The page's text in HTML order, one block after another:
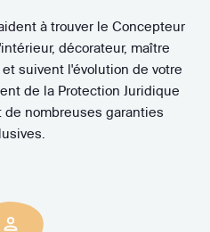
à trouver le Concepteur
décorateur, maître
suivent l'évolution de votre
de la Protection Juridique
de nombreuses garanties